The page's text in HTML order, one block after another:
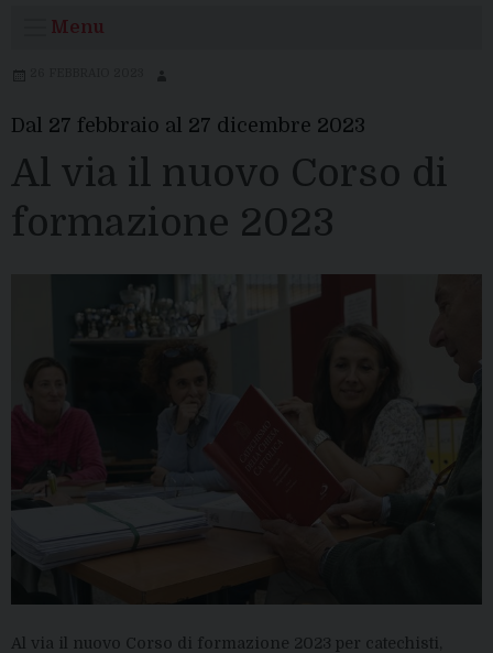
Menu
Dal 27 febbraio al 27 dicembre 2023
Al via il nuovo Corso di
formazione 2023
Al via il nuovo Corso di formazione 2023 per catechisti,